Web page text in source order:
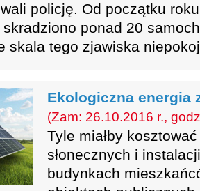
policję. Od początku
ponad 20
skala tego zjawiska
Ekologiczna energia
(Zam: 26.10.2016 r.,
Tyle miałby
słonecznych i
budynkach